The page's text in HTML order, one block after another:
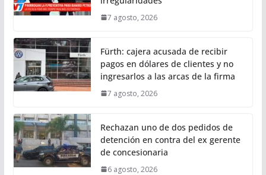
7 agosto, 2026
Fürth: cajera acusada de recibir
pagos en dólares de clientes y no
ingresarlos a las arcas de la firma
7 agosto, 2026
Rechazan uno de dos pedidos de
detención en contra del ex gerente
de concesionaria
6 agosto, 2026